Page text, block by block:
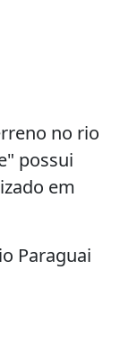
no rio
possui
em
Paraguai